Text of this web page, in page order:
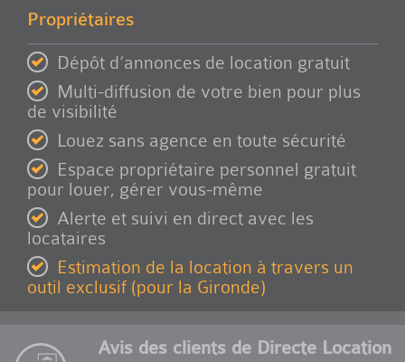
Propriétaires
Dépôt d’annonces de location gratuit
Multi-diffusion de votre bien pour plus
de visibilité
Louez sans agence en toute sécurité
Espace propriétaire personnel gratuit
pour louer, gérer vous-même
Alerte et suivi en direct avec les
locataires
Estimation de la location à travers un
outil exclusif (pour la Gironde)
Avis des clients de Directe Location